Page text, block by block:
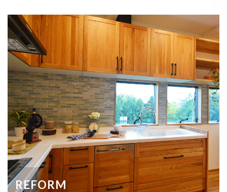
REFORM
保ち、個人情報への不正アクセス・紛失・破損・改ざ
ん・漏洩などを防止するため、セキュリティシステム
の維持・管理体制の整備・社員教育の徹底等の必要な
措置を講じ、安全対策を実施し個人情報の厳重な管理
を行ないます。